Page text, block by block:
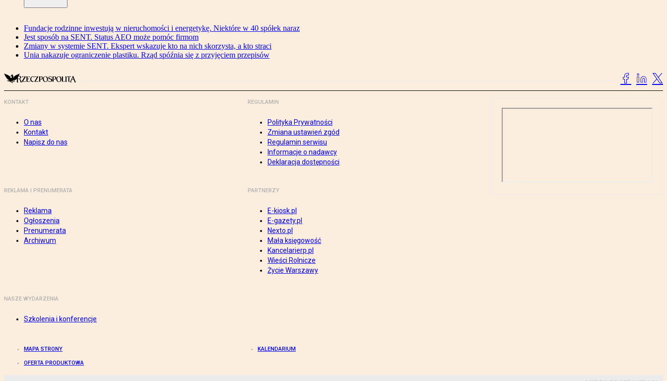
Fundacje rodzinne inwestują w nieruchomości i energetykę. Niektóre w 40 spółek naraz
Jest sposób na SENT. Status AEO może pomóc firmom
Zmiany w systemie SENT. Ekspert wskazuje kto na nich skorzysta, a kto straci
Unia nakazuje ograniczenie plastiku. Rząd spóźnia się z przyjęciem przepisów
KONTAKT
O nas
Kontakt
Napisz do nas
REGULAMIN
Polityka Prywatności
Zmiana ustawień zgód
Regulamin serwisu
Informacje o nadawcy
Deklaracja dostępności
REKLAMA I PRENUMERATA
Reklama
Ogłoszenia
Prenumerata
Archiwum
PARTNERZY
E-kiosk.pl
E-gazety.pl
Nexto.pl
Mała księgowość
Kancelarierp.pl
Wieści Rolnicze
Życie Warszawy
NASZE WYDARZENIA
Szkolenia i konferencje
MAPA STRONY KALENDARIUM
OFERTA PRODUKTOWA